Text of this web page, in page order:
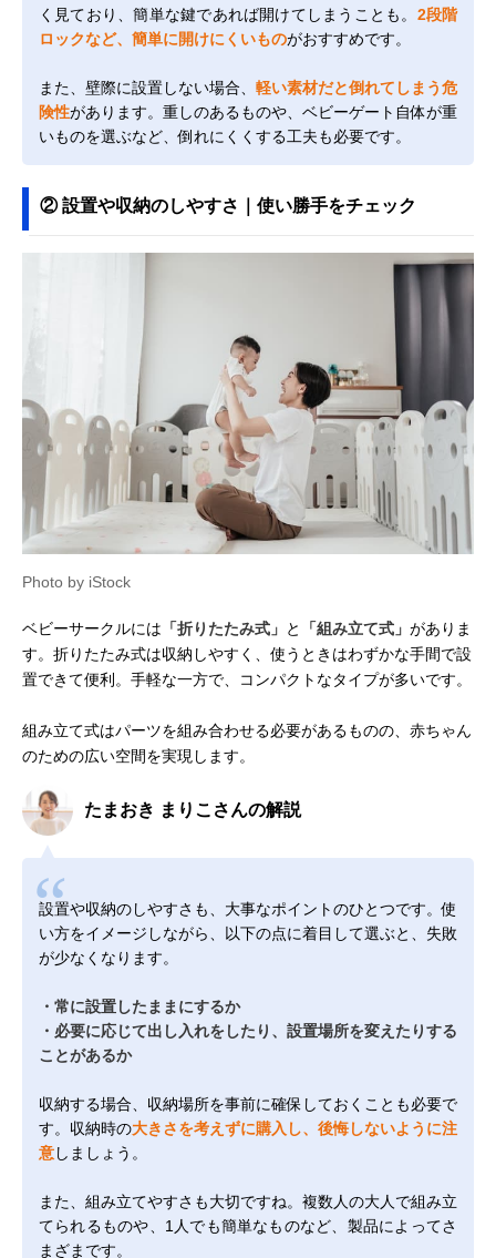
く見ており、簡単な鍵であれば開けてしまうことも。 2段階
ロックなど、簡単に開けにくいものがおすすめです。
また、壁際に設置しない場合、 軽い素材だと倒れてしまう危
険性があります。重しのあるものや、ベビーゲート自体が重
いものを選ぶなど、倒れにくくする工夫も必要です。
② 設置や収納のしやすさ｜使い勝手をチェック
Photo by iStock
ベビーサークルには 「折りたたみ式」 と 「組み立て式」 がありま
す。折りたたみ式は収納しやすく、使うときはわずかな手間で設
置できて便利。手軽な一方で、コンパクトなタイプが多いです。
組み立て式はパーツを組み合わせる必要があるものの、赤ちゃん
のための広い空間を実現します。
たまおき まりこさんの解説
設置や収納のしやすさも、大事なポイントのひとつです。使
い方をイメージしながら、以下の点に着目して選ぶと、失敗
が少なくなります。
・常に設置したままにするか
・必要に応じて出し入れをしたり、設置場所を変えたりする
ことがあるか
収納する場合、収納場所を事前に確保しておくことも必要で
す。収納時の大きさを考えずに購入し、後悔しないように注
意しましょう。
また、組み立てやすさも大切ですね。複数人の大人で組み立
てられるものや、1人でも簡単なものなど、製品によってさ
まざまです。